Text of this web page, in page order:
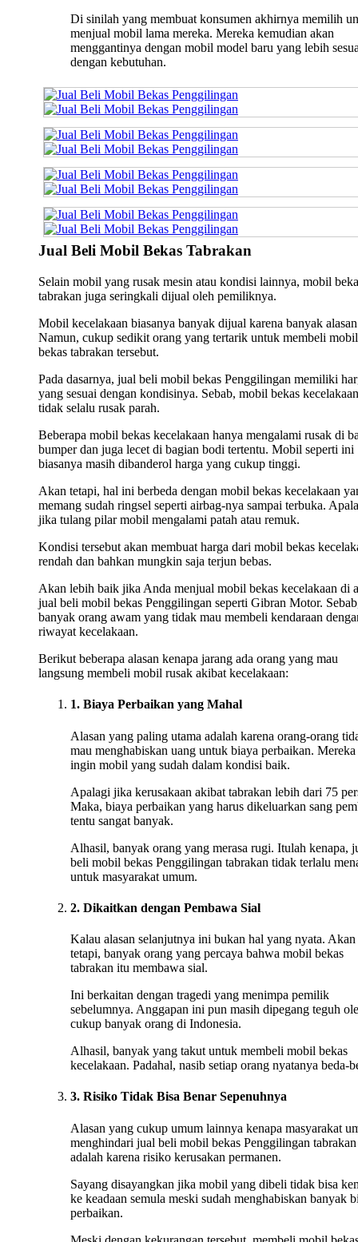
Di sinilah yang membuat konsumen akhirnya memilih
menjual mobil lama mereka. Mereka kemudian akan
menggantinya dengan mobil model baru yang lebih
dengan kebutuhan.
Jual Beli Mobil Bekas Tabrakan
Selain mobil yang rusak mesin atau kondisi lainnya, mobil
tabrakan juga seringkali dijual oleh pemiliknya.
Mobil kecelakaan biasanya banyak dijual karena banyak
Namun, cukup sedikit orang yang tertarik untuk membeli mobil
bekas tabrakan tersebut.
Pada dasarnya, jual beli mobil bekas Penggilingan memiliki
yang sesuai dengan kondisinya. Sebab, mobil bekas kecelakaan
tidak selalu rusak parah.
Beberapa mobil bekas kecelakaan hanya mengalami rusak di
bumper dan juga lecet di bagian bodi tertentu. Mobil seperti ini
biasanya masih dibanderol harga yang cukup tinggi.
Akan tetapi, hal ini berbeda dengan mobil bekas kecelakaan
memang sudah ringsel seperti airbag-nya sampai terbuka.
jika tulang pilar mobil mengalami patah atau remuk.
Kondisi tersebut akan membuat harga dari mobil bekas
rendah dan bahkan mungkin saja terjun bebas.
Akan lebih baik jika Anda menjual mobil bekas kecelakaan di
jual beli mobil bekas Penggilingan seperti Gibran Motor.
banyak orang awam yang tidak mau membeli kendaraan
riwayat kecelakaan.
Berikut beberapa alasan kenapa jarang ada orang yang mau
langsung membeli mobil rusak akibat kecelakaan:
1. Biaya Perbaikan yang Mahal
Alasan yang paling utama adalah karena orang-orang
mau menghabiskan uang untuk biaya perbaikan. Mereka
ingin mobil yang sudah dalam kondisi baik.
Apalagi jika kerusakaan akibat tabrakan lebih dari 75
Maka, biaya perbaikan yang harus dikeluarkan sang
tentu sangat banyak.
Alhasil, banyak orang yang merasa rugi. Itulah kenapa,
beli mobil bekas Penggilingan tabrakan tidak terlalu
untuk masyarakat umum.
2. Dikaitkan dengan Pembawa Sial
Kalau alasan selanjutnya ini bukan hal yang nyata. Akan
tetapi, banyak orang yang percaya bahwa mobil bekas
tabrakan itu membawa sial.
Ini berkaitan dengan tragedi yang menimpa pemilik
sebelumnya. Anggapan ini pun masih dipegang teguh
cukup banyak orang di Indonesia.
Alhasil, banyak yang takut untuk membeli mobil bekas
kecelakaan. Padahal, nasib setiap orang nyatanya beda-
3. Risiko Tidak Bisa Benar Sepenuhnya
Alasan yang cukup umum lainnya kenapa masyarakat
menghindari jual beli mobil bekas Penggilingan tabrakan
adalah karena risiko kerusakan permanen.
Sayang disayangkan jika mobil yang dibeli tidak bisa
ke keadaan semula meski sudah menghabiskan banyak
perbaikan.